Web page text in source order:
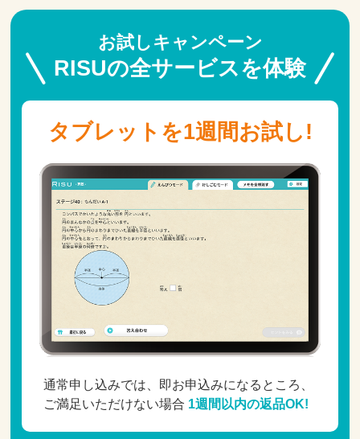
お試しキャンペーン
RISUの全サービスを体験
タブレットを1週間お試し!
通常申し込みでは、即お申込みになるところ、
ご満足いただけない場合 1週間以内の返品OK!